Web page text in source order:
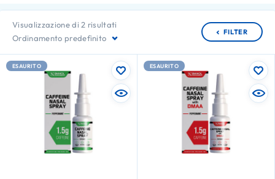
Visualizzazione di 2 risultati
Ordinamento predefinito
FILTER
ESAURITO ESAURITO